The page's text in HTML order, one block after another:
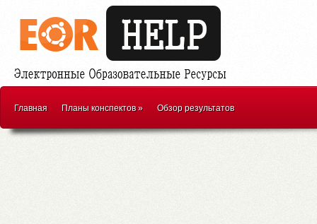
Главная Планы конспектов» Обзор результатов